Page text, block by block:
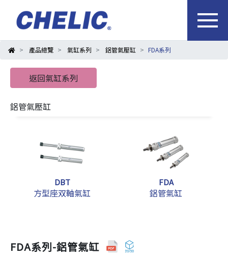
產品總覽 氣缸系列 鋁管氣壓缸 FDA系列
返回氣缸系列
鋁管氣壓缸
DBT
方型座双軸氣缸
FDA
鋁管氣缸
FDA系列-鋁管氣缸